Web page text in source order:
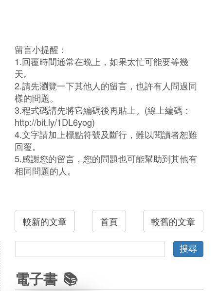
留言小提醒：
1.回覆時間通常在晚上，如果太忙可能要等幾
天。
2.請先瀏覽一下其他人的留言，也許有人問過同
樣的問題。
3.程式碼請先將它編碼後再貼上。(線上編碼：
http://bit.ly/1DL6yog)
4.文字請加上標點符號及斷行，難以閱讀者恕難
回覆。
5.感謝您的留言，您的問題也可能幫助到其他有
相同問題的人。
較新的文章 較舊的文章
首頁
電子書 📚